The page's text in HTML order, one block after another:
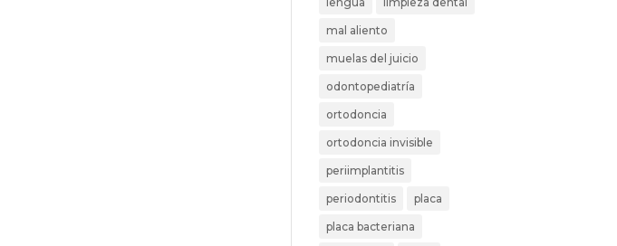
mal aliento
muelas del juicio
odontopediatría
ortodoncia
ortodoncia invisible
periimplantitis
periodontitis placa
placa bacteriana